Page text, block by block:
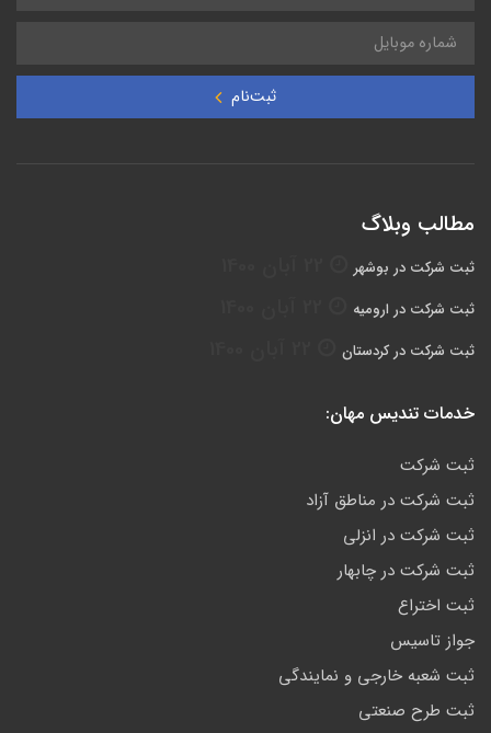
ثبت‌نام
مطالب وبلاگ
ثبت شرکت در بوشهر
ثبت شرکت در ارومیه
ثبت شرکت در کردستان
خدمات تندیس مهان:
ثبت شرکت
ثبت شرکت در مناطق آزاد
ثبت شرکت در انزلی
ثبت شرکت در چابهار
ثبت اختراع
جواز تاسیس
ثبت شعبه خارجی و نمایندگی
ثبت طرح صنعتی